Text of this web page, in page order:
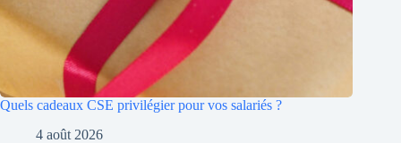
Quels cadeaux CSE privilégier pour vos salariés ?
4 août 2026